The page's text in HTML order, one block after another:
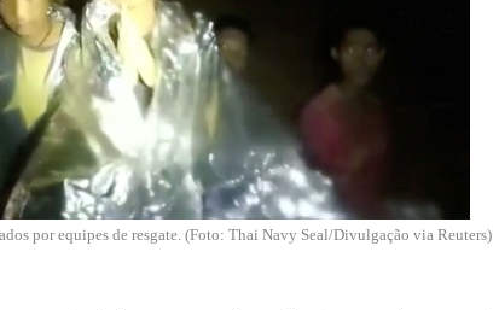
por equipes de resgate. (Foto: Thai Navy Seal/Divulgação via Reuters)